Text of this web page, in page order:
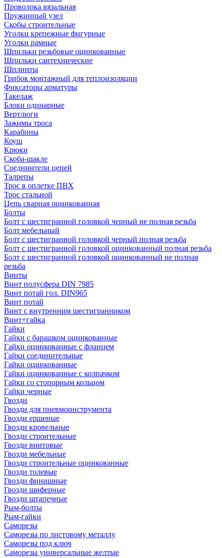
Проволока вязальная
Пружинный узел
Скобы строительные
Уголки крепежные фигурные
Уголки рамные
Шпильки резьбовые оцинкованные
Шпильки сантехнические
Шплинты
Грибок монтажный для теплоизоляции
Фиксаторы арматуры
Такелаж
Блоки одинарные
Вертлюги
Зажимы троса
Карабины
Коуш
Крюки
Скоба-шакле
Соединители цепей
Талрепы
Трос в оплетке ПВХ
Трос стальной
Цепь сварная оцинкованная
Болты
Болт с шестигранной головкой черный не полная резьба
Болт мебельный
Болт с шестигранной головкой черный полная резьба
Болт с шестигранной головкой оцинкованный полная резьба
Болт с шестигранной головкой оцинкованный не полная
резьба
Винты
Винт полусфера DIN 7985
Винт потай гол. DIN965
Винт потай
Винт с внутренним шестигранником
Винт+гайка
Гайки
Гайки с барашком оцинкованные
Гайки оцинкованные с фланцем
Гайки соединительные
Гайки оцинкованные
Гайки оцинкованные с колпачком
Гайки со стопорным кольцом
Гайки черные
Гвозди
Гвозди для пневмоинструмента
Гвозди ершеные
Гвозди кровельные
Гвозди строительные
Гвозди винтовые
Гвозди мебельные
Гвозди строительные оцинкованные
Гвозди толевые
Гвозди финишные
Гвозди шиферные
Гвозди штапечные
Рым-болты
Рым-гайки
Саморезы
Саморезы по листовому металлу
Саморезы под ключ
Саморезы универсальные желтые